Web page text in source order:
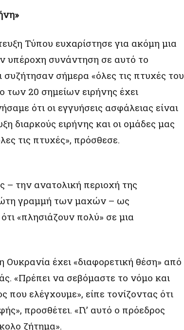
Τύπου ευχαρίστησε για ακόμη μια
υπέροχη συνάντηση σε αυτό το
σήμερα «όλες τις πτυχές του
των 20 σημείων ειρήνης έχει
ότι οι εγγυήσεις ασφάλειας είναι
διαρκούς ειρήνης και οι ομάδες μας
τις πτυχές», πρόσθεσε.
την ανατολική περιοχή της
γραμμή των μαχών – ως
«πλησιάζουν πολύ» σε μια
Ουκρανία έχει «διαφορετική θέση» από
«Πρέπει να σεβόμαστε το νόμο και
ελέγχουμε», είπε τονίζοντας ότι
προσθέτει. «Γι’ αυτό ο πρόεδρος
ζήτημα».